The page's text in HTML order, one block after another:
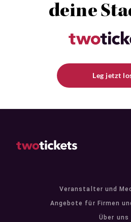
deine
Leg jetzt
Veranstalter und
Angebote für Firmen
Über uns